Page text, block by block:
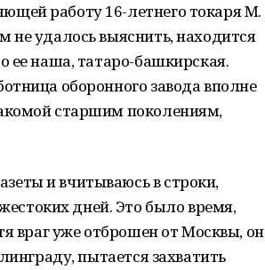
работу 16-летнего токаря М.
не удалось выяснить, находится
ее наша, татаро-башкирская.
оборонного завода вполне
старшим поколениям,
и вчитываюсь в строки,
дней. Это было время,
враг уже отброшен от Москвы, он
пытается захватить